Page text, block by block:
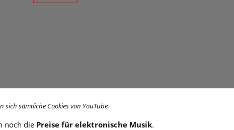
sich sämtliche Cookies von YouTube.
noch die Preise für elektronische Musik.